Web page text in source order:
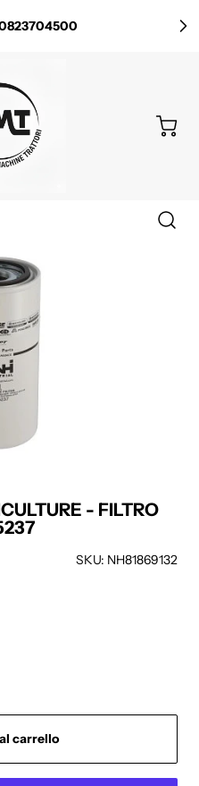
- FILTRO
SKU: NH81869132
carrello